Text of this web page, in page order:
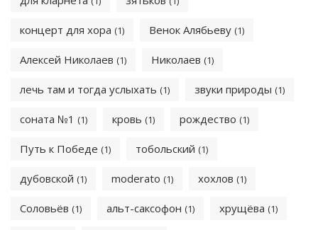
концерт для хора (1) Венок Алябьеву (1)
Алексей Николаев (1) Николаев (1)
лечь там и тогда услыхать (1) звуки природы (1)
соната №1 (1) кровь (1) рождество (1)
Путь к Победе (1) тобольский (1)
дубовской (1) moderato (1) хохлов (1)
Соловьёв (1) альт-саксофон (1) хрущёва (1)